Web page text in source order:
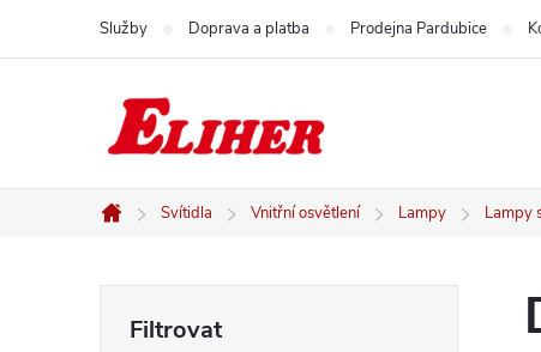
Služby Doprava a platba Prodejna Pardubice
Domů
Svítidla Vnitřní osvětlení Lampy Lampy